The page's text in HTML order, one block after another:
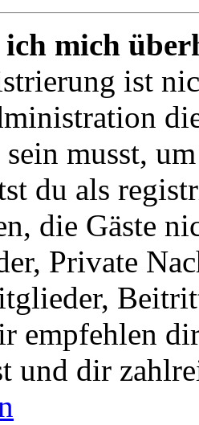
ich mich
ist
musst,
du als
die Gäste
Private
empfehlen
und dir